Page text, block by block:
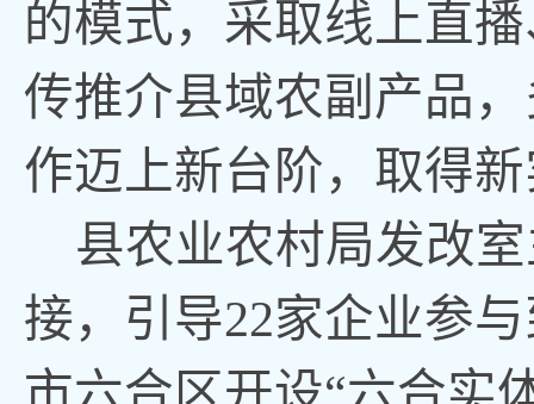
的模式，采取线上直
传推介县域农副产品
作迈上新台阶，取得
县农业农村局发改
接，引导22家企业参